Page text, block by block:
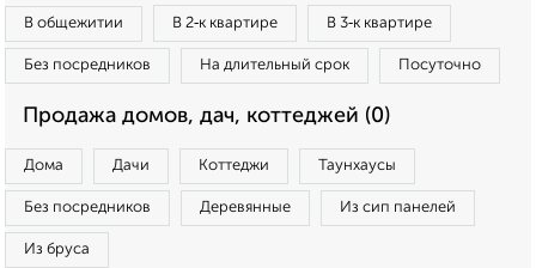
В общежитии В 2‑к квартире В 3‑к квартире
Без посредников На длительный срок Посуточно
Продажа домов, дач, коттеджей (0)
Дома Дачи Коттеджи Таунхаусы
Без посредников Деревянные Из сип панелей
Из бруса